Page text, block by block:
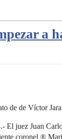
a
de de Víctor Jara
El juez Juan
coronel ®